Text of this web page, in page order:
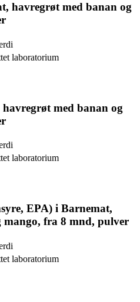
havregrøt med banan og
laboratorium
med banan og
laboratorium
EPA) i Barnemat,
mango, fra 8 mnd, pulver
laboratorium